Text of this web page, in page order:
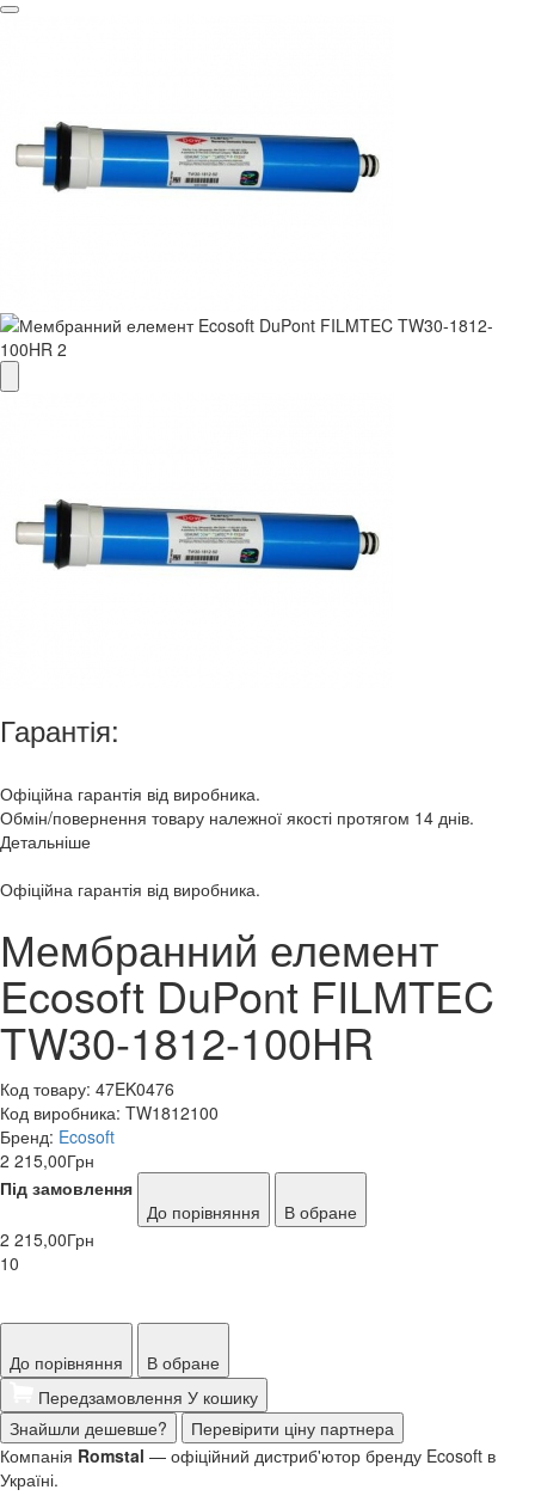
Гарантія:
Офіційна гарантія від виробника.
Обмін/повернення товару належної якості протягом 14 днів.
Детальніше
Офіційна гарантія від виробника.
Мембранний елемент
Ecosoft DuPont FILMTEC
TW30-1812-100HR
Код товару: 47EK0476
Код виробника: TW1812100
Бренд: Ecosoft
2 215,00Грн
Під замовлення
До порівняння
В обране
2 215,00Грн
10
До порівняння
В обране
Передзамовлення У кошику
Знайшли дешевше?
Перевірити ціну партнера
Компанія Romstal — офіційний дистриб'ютор бренду Ecosoft в
Україні.